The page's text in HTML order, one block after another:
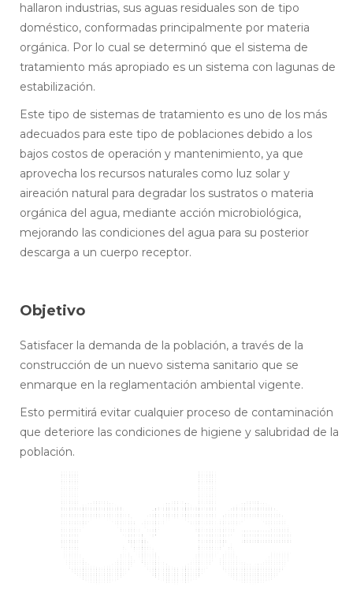
hallaron industrias, sus aguas residuales son de tipo
doméstico, conformadas principalmente por materia
orgánica. Por lo cual se determinó que el sistema de
tratamiento más apropiado es un sistema con lagunas de
estabilización.
Este tipo de sistemas de tratamiento es uno de los más
adecuados para este tipo de poblaciones debido a los
bajos costos de operación y mantenimiento, ya que
aprovecha los recursos naturales como luz solar y
aireación natural para degradar los sustratos o materia
orgánica del agua, mediante acción microbiológica,
mejorando las condiciones del agua para su posterior
descarga a un cuerpo receptor.
Objetivo
Satisfacer la demanda de la población, a través de la
construcción de un nuevo sistema sanitario que se
enmarque en la reglamentación ambiental vigente.
Esto permitirá evitar cualquier proceso de contaminación
que deteriore las condiciones de higiene y salubridad de la
población.